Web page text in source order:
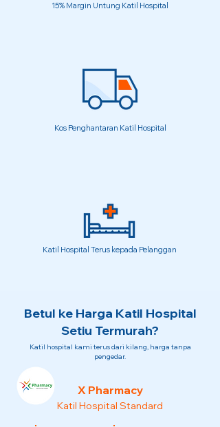
15% Margin Untung Katil Hospital
Kos Penghantaran Katil Hospital
Katil Hospital Terus kepada Pelanggan
Betul ke Harga Katil Hospital
Setiu Termurah?
Katil hospital kami terus dari kilang, harga tanpa
pengedar.
X Pharmacy
Katil Hospital Standard